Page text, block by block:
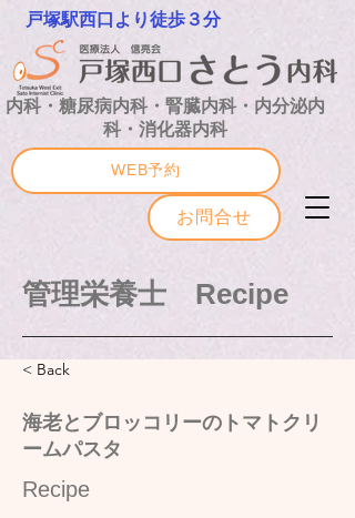
戸塚駅西口より徒歩３分
内科・糖尿病内科・腎臓内科・内分泌内
科・消化器内科
お問合せ
WEB予約
管理栄養士 Recipe
< Back
海老とブロッコリーのトマトクリ
ームパスタ
Recipe